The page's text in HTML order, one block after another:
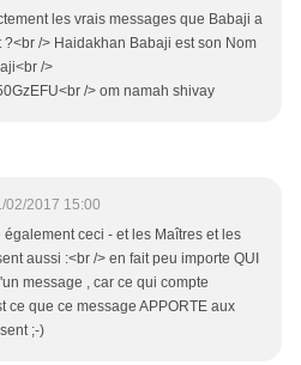
les vrais messages que Babaji a
?<br /> Haidakhan Babaji est son Nom
/>
/> om namah shivay
02/2017 15:00
également ceci - et les Maîtres et les
aussi :<br /> en fait peu importe QUI
message , car ce qui compte
ce que ce message APPORTE aux
;-)